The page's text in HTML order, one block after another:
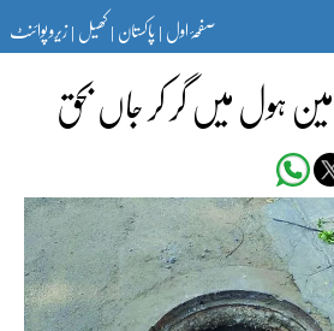
صفحۂ اول|پاکستان|کھیل|زیرو پوائنٹ